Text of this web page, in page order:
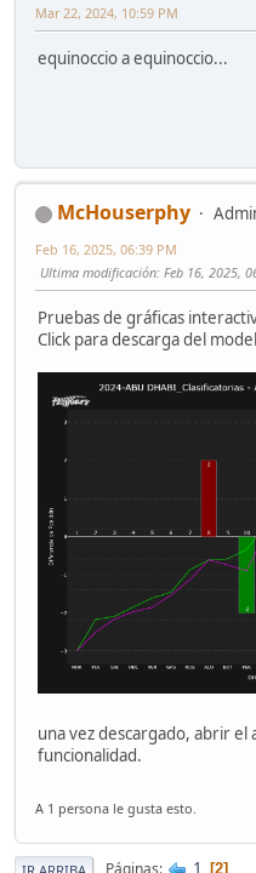
Mar 22, 2024, 10:59 PM
equinoccio a equinoccio...
McHouserphy
Feb 16, 2025, 06:39 PM
Ultima modificación: Feb 16, 2025,
Pruebas de gráficas
Click para descarga del
una vez descargado, abrir el
funcionalidad.
A 1 persona le gusta esto.
Páginas 1 2